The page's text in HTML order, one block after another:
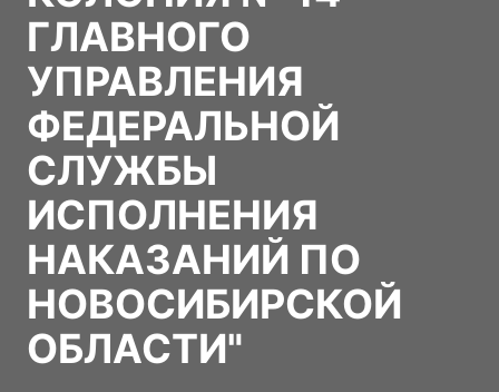
ГЛАВНОГО
УПРАВЛЕНИЯ
ФЕДЕРАЛЬНОЙ
СЛУЖБЫ
ИСПОЛНЕНИЯ
НАКАЗАНИЙ ПО
НОВОСИБИРСКОЙ
ОБЛАСТИ"